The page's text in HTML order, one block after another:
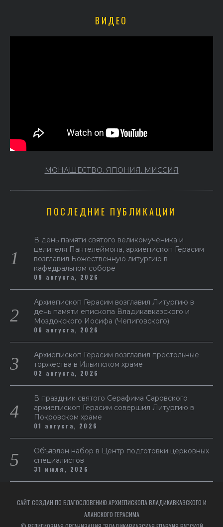
ВИДЕО
МОНАШЕСТВО. ЯПОНИЯ. МИССИЯ
ПОСЛЕДНИЕ ПУБЛИКАЦИИ
В день памяти святого великомученика и
целителя Пантелеймона, архиепископ Герасим
возглавил Божественную литургию в
кафедральном соборе
09 августа, 2026
Архиепископ Герасим возглавил Литургию в
день памяти епископа Владикавказского и
Моздокского Иосифа (Чепиговского)
06 августа, 2026
Архиепископ Герасим возглавил престольные
торжества в Ильинском храме
02 августа, 2026
В праздник святого Серафима Саровского
архиепископ Герасим совершил Литургию в
Покровском храме
01 августа, 2026
Объявлен набор в Центр подготовки церковных
специалистов
31 июля, 2026
САЙТ СОЗДАН ПО БЛАГОСЛОВЕНИЮ АРХИЕПИСКОПА ВЛАДИКАВКАЗСКОГО И
АЛАНСКОГО ГЕРАСИМА